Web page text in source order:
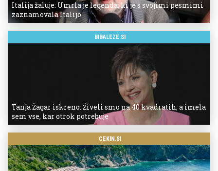
Italija žaluje: Umrla je legenda, ki je s svojimi pesmimi
zaznamovala Italijo
BIBALEZE.SI
Tanja Žagar iskreno: Živeli smo na 40 kvadratih, a imela
sem vse, kar otrok potrebuje
CEKIN.SI